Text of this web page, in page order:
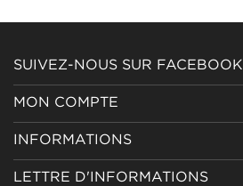
SUIVEZ-NOUS SUR FACEBOOK
MON COMPTE
INFORMATIONS
LETTRE D'INFORMATIONS